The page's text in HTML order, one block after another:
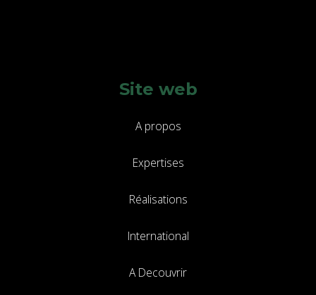
Site web
A propos
Expertises
Réalisations
International
A Decouvrir